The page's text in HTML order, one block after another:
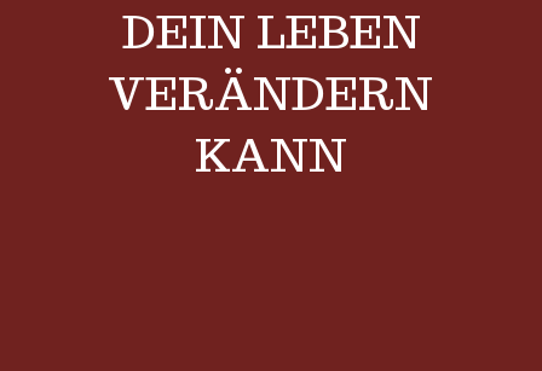
DEIN LEBEN
VERÄNDERN
KANN